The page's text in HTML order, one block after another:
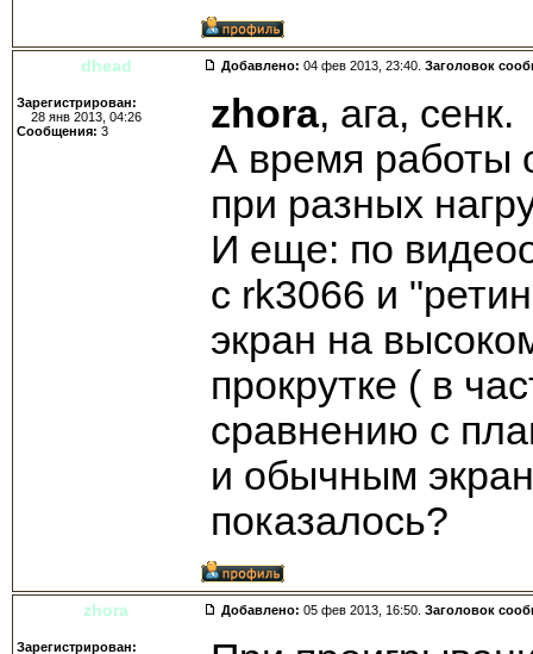
dhead Добавлено: 04 фев 2013, 23:40. Заголовок
Зарегистрирован:
28 янв 2013, 04:26
Сообщения: 3 zhora, ага, сенк.
А время работы
при разных
И еще: по
с rk3066 и
экран на
прокрутке ( в
сравнению с
и обычным
показалось?
zhora Добавлено: 05 фев 2013, 16:50. Заголовок
Зарегистрирован: